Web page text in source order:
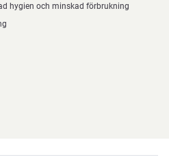
hygien och minskad förbrukning